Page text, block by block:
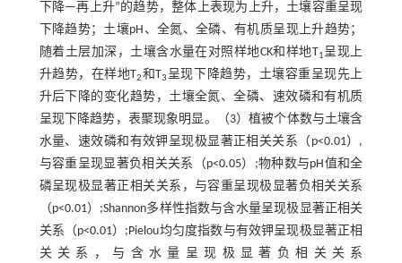
下降—再上升”的趋势，整体上表现为上升，土壤容重呈现
下降趋势；土壤pH、全氮、全磷、有机质呈现上升趋势；
随着土层加深，土壤含水量在对照样地CK和样地T1呈现上
升趋势，在样地T2和T3 呈现下降趋势，土壤容重呈现先上
升后下降的变化趋势，土壤全氮、全磷、速效磷和有机质
呈现下降趋势，表聚现象明显。（3）植被个体数与土壤含
水量、速效磷和有效钾呈现极显著正相关关系（p<0.01）,
与容重呈现显著负相关关系（p<0.05）;物种数与pH值和全
磷呈现极显著正相关关系，与容重呈现极显著负相关关系
（p<0.01）;Shannon多样性指数与含水量呈现极显著正相关
关系（p<0.01）;Pielou均匀度指数与有效钾呈现极显著正相
关关系，与含水量呈现极显著负相关关系